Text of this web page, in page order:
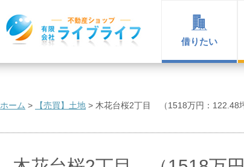
借りたい
ホーム > 【売買】土地 > 木花台桜2丁目 （1518万円：122.48